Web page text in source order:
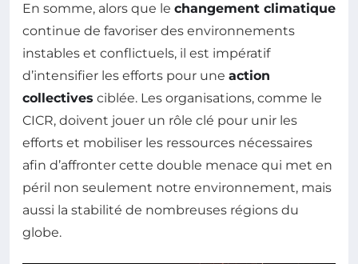
En somme, alors que le changement climatique
continue de favoriser des environnements
instables et conflictuels, il est impératif
d’intensifier les efforts pour une action
collectives ciblée. Les organisations, comme le
CICR, doivent jouer un rôle clé pour unir les
efforts et mobiliser les ressources nécessaires
afin d’affronter cette double menace qui met en
péril non seulement notre environnement, mais
aussi la stabilité de nombreuses régions du
globe.